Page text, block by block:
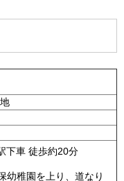
下車 徒歩約20分
幼稚園を上り、道なり